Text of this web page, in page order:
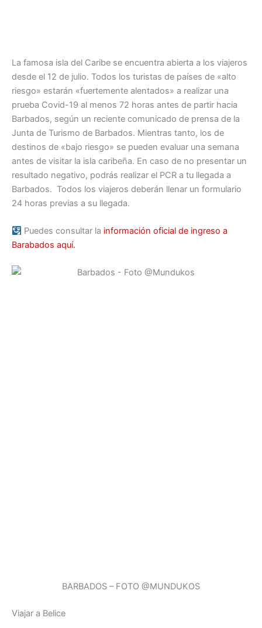
La famosa isla del Caribe se encuentra abierta a los viajeros
desde el 12 de julio. Todos los turistas de países de «alto
riesgo» estarán «fuertemente alentados» a realizar una
prueba Covid-19 al menos 72 horas antes de partir hacia
Barbados, según un reciente comunicado de prensa de la
Junta de Turismo de Barbados. Mientras tanto, los de
destinos de «bajo riesgo» se pueden evaluar una semana
antes de visitar la isla caribeña. En caso de no presentar un
resultado negativo, podrás realizar el PCR a tu llegada a
Barbados. Todos los viajeros deberán llenar un formulario
24 horas previas a su llegada.
Puedes consultar la información oficial de ingreso a
Barabados aquí.
BARBADOS – FOTO @MUNDUKOS
Viajar a Belice